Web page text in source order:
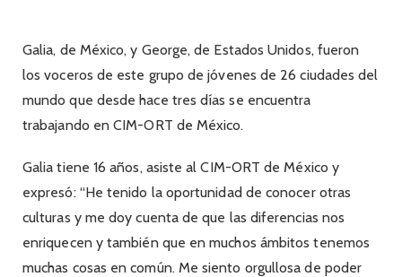
Galia, de México, y George, de Estados Unidos, fueron
los voceros de este grupo de jóvenes de 26 ciudades del
mundo que desde hace tres días se encuentra
trabajando en CIM-ORT de México.
Galia tiene 16 años, asiste al CIM-ORT de México y
expresó: “He tenido la oportunidad de conocer otras
culturas y me doy cuenta de que las diferencias nos
enriquecen y también que en muchos ámbitos tenemos
muchas cosas en común. Me siento orgullosa de poder